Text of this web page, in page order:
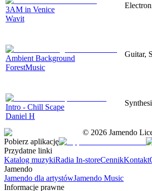
3AM in Venice
Wavit
Ambient Background
ForestMusic
Guitar,
Intro - Chill Scape
Daniel H
© 2026 Jamendo
Pobierz aplikację
Przydatne linki
Katalog muzykiRadia In-storeCennikKontakt
Jamendo
Jamendo dla artystówJamendo Music
Informacje prawne